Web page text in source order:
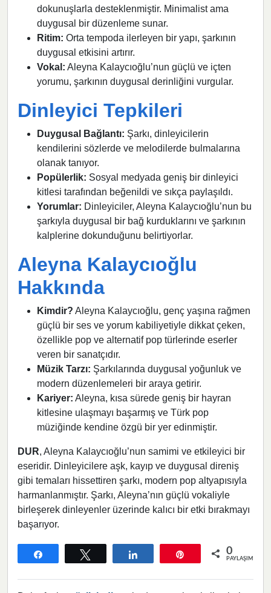
dokunuşlarla desteklenmiştir. Minimalist ama
duygusal bir düzenleme sunar.
Ritim: Orta tempoda ilerleyen bir yapı, şarkının
duygusal etkisini artırır.
Vokal: Aleyna Kalaycıoğlu’nun güçlü ve içten
yorumu, şarkının duygusal derinliğini vurgular.
Dinleyici Tepkileri
Duygusal Bağlantı: Şarkı, dinleyicilerin
kendilerini sözlerde ve melodilerde bulmalarına
olanak tanıyor.
Popülerlik: Sosyal medyada geniş bir dinleyici
kitlesi tarafından beğenildi ve sıkça paylaşıldı.
Yorumlar: Dinleyiciler, Aleyna Kalaycıoğlu’nun bu
şarkıyla duygusal bir bağ kurduklarını ve şarkının
kalplerine dokunduğunu belirtiyorlar.
Aleyna Kalaycıoğlu
Hakkında
Kimdir? Aleyna Kalaycıoğlu, genç yaşına rağmen
güçlü bir ses ve yorum kabiliyetiyle dikkat çeken,
özellikle pop ve alternatif pop türlerinde eserler
veren bir sanatçıdır.
Müzik Tarzı: Şarkılarında duygusal yoğunluk ve
modern düzenlemeleri bir araya getirir.
Kariyer: Aleyna, kısa sürede geniş bir hayran
kitlesine ulaşmayı başarmış ve Türk pop
müziğinde kendine özgü bir yer edinmiştir.
DUR, Aleyna Kalaycıoğlu’nun samimi ve etkileyici bir
eseridir. Dinleyicilere aşk, kayıp ve duygusal direniş
gibi temaları hissettiren şarkı, modern pop altyapısıyla
harmanlanmıştır. Şarkı, Aleyna’nın güçlü vokaliyle
birleşerek dinleyenler üzerinde kalıcı bir etki bırakmayı
başarıyor.
0
PAYLAŞIMLAR